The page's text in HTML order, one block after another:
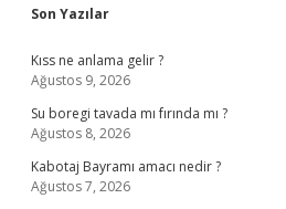
Sidebar
Son Yazılar
Kıss ne anlama gelir ?
Ağustos 9, 2026
Su boregi tavada mı fırında mı ?
Ağustos 8, 2026
Kabotaj Bayramı amacı nedir ?
Ağustos 7, 2026